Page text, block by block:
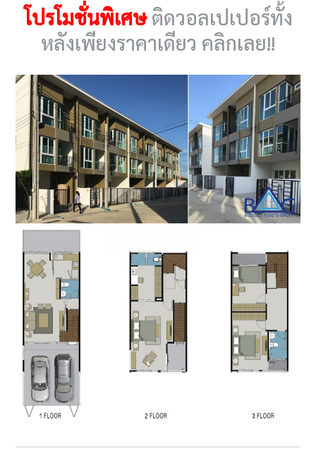
โปรโมชั่นพิเศษติดวอลเปเปอร์ทั้ง
หลังเพียงราคาเดียว คลิกเลย!!